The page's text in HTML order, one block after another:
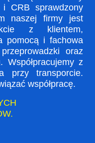
i CRB sprawdzony
naszej firmy jest
z klientem,
pomocą i fachowa
oraz
Współpracujemy z
przy transporcie.
współpracę.